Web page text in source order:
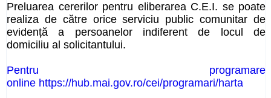
Preluarea cererilor pentru eliberarea C.E.I. se poate
realiza de către orice serviciu public comunitar de
evidență a persoanelor indiferent de locul de
domiciliu al solicitantului.
Pentru programare
online https://hub.mai.gov.ro/cei/programari/harta